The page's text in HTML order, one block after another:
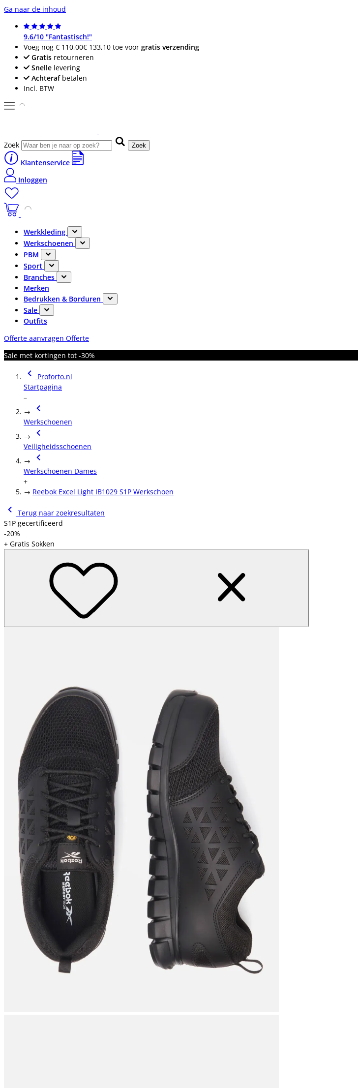
Ga naar de inhoud
9.6/10 "Fantastisch!"
Voeg nog € 110,00€ 133,10 toe voor gratis verzending
Gratis retourneren
Snelle levering
Achterafbetalen
Incl. BTW
Zoek Zoek
Klantenservice
Inloggen
Werkkleding
Werkschoenen
PBM
Sport
Branches
Merken
Bedrukken & Borduren
Sale
Outfits
Offerte aanvragen Offerte
Sale met kortingen tot -30%
Proforto.nl
Startpagina
–
→
Werkschoenen
→
Veiligheidsschoenen
→
Werkschoenen Dames
+
→ Reebok Excel Light IB1029 S1P Werkschoen
Terug naar zoekresultaten
S1P gecertificeerd
-20%
+ Gratis Sokken